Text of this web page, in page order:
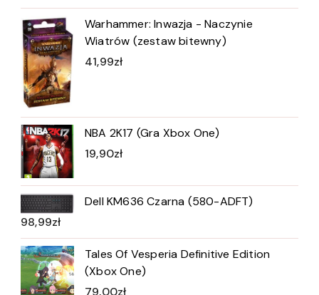
Warhammer: Inwazja - Naczynie
Wiatrów (zestaw bitewny)
41,99zł
NBA 2K17 (Gra Xbox One)
19,90zł
Dell KM636 Czarna (580-ADFT)
98,99zł
Tales Of Vesperia Definitive Edition
(Xbox One)
79,00zł